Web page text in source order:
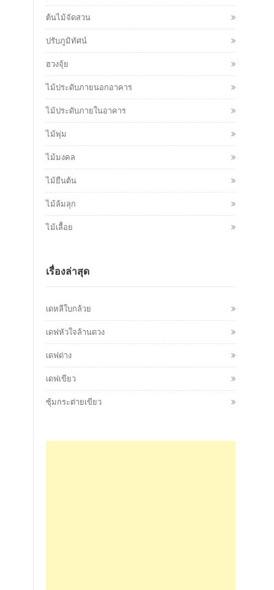
ต้นไม้จัดสวน
ปรับภูมิทัศน์
ฮวงจุ้ย
ไม้ประดับภายนอกอาคาร
ไม้ประดับภายในอาคาร
ไม้พุ่ม
ไม้มงคล
ไม้ยืนต้น
ไม้ล้มลุก
ไม้เลื้อย
เรื่องล่าสุด
เดหลีใบกล้วย
เดฟหัวใจล้านดวง
เดฟด่าง
เดฟเขียว
ซุ้มกระต่ายเขียว